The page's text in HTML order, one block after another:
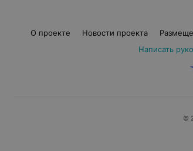
О проекте Новости проекта
Написать
©